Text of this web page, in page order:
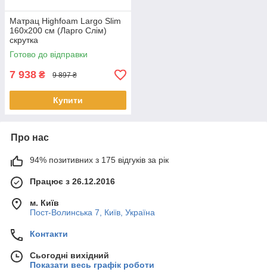
Матрац Highfoam Largo Slim
160x200 см (Ларго Слім)
скрутка
Готово до відправки
7 938 ₴ 9 897 ₴
Купити
Про нас
94% позитивних з 175 відгуків за рік
Працює з 26.12.2016
м. Київ
Пост-Волинська 7, Київ, Україна
Контакти
Сьогодні вихідний
Показати весь графік роботи